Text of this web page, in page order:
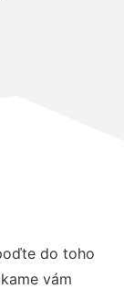
do toho
vám